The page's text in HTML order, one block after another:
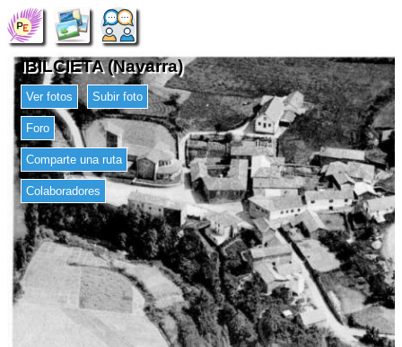
IBILCIETA (Navarra)
Ver fotos Subir foto
Foro
Comparte una ruta
Colaboradores